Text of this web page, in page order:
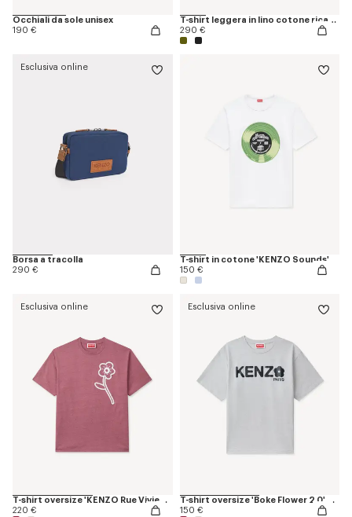
Occhiali da sole unisex
190 €
T-shirt leggera in lino cotone ricamata 'KENZO Signature'
290 €
Esclusiva online
Borsa a tracolla
290 €
T-shirt in cotone 'KENZO Sounds'
150 €
Esclusiva online
T-shirt oversize 'KENZO Rue Vivienne' in cotone
220 €
Esclusiva online
T-shirt oversize 'Boke Flower 2.0' di cotone
150 €